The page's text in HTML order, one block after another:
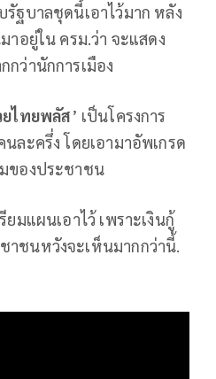
รัฐบาลชุดนี้เอาไว้มาก หลัง
าอยู่ใน ครม.ว่า จะแสดง
ว่านักการเมือง
ยไทยพลัส’ เป็นโครงการ
ละครึ่ง โดยเอามาอัพเกรด
ของประชาชน
มแผนเอาไว้ เพราะเงินกู้
าชนหวังจะเห็นมากกว่านี้.